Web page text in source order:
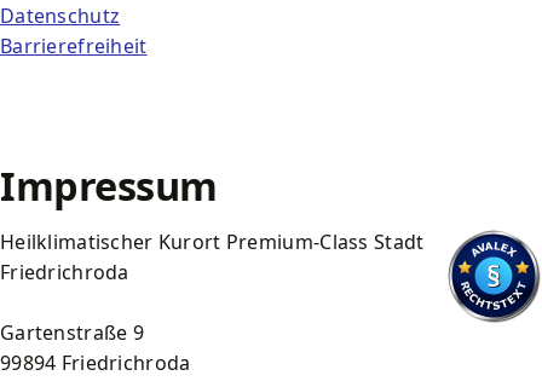
Datenschutz
Barrierefreiheit
Impressum
Heilklimatischer Kurort Premium-Class Stadt
Friedrichroda
Gartenstraße 9
99894 Friedrichroda